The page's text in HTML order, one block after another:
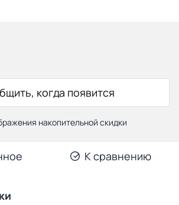
когда появится
накопительной скидки
К сравнению